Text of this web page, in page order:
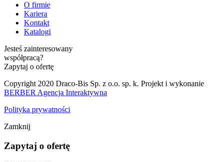
O firmie
Kariera
Kontakt
Katalogi
Jesteś zainteresowany
współpracą?
Zapytaj o ofertę
Copyright 2020 Draco-Bis Sp. z o.o. sp. k. Projekt i wykonanie
BERBER Agencja Interaktywna
Polityka prywatności
Zamknij
Zapytaj o ofertę